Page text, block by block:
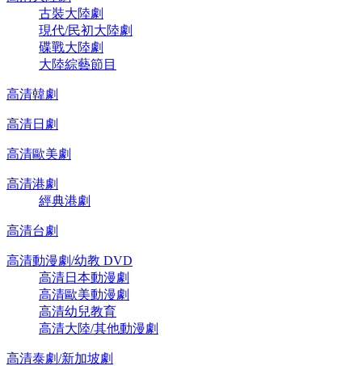
古裝大陸劇
現代/民初大陸劇
碟戰大陸劇
大陸綜藝節目
高清韓劇
高清日劇
高清歐美劇
高清港劇
經典港劇
高清台劇
高清動漫劇/幼教 DVD
高清日本動漫劇
高清歐美動漫劇
高清幼兒教育
高清大陸/其他動漫劇
高清泰劇/新加坡劇